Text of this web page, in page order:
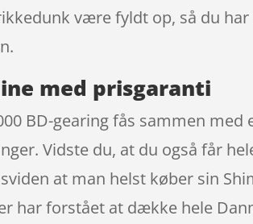
være fyldt op, så du
med prisgaranti
BD-gearing fås sammen
Vidste du, at du også får
at man helst køber sin
har forstået at dække hele